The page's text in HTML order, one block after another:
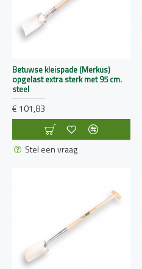
Betuwse kleispade (Merkus)
opgelast extra sterk met 95 cm.
steel
€ 101,83
Stel een vraag